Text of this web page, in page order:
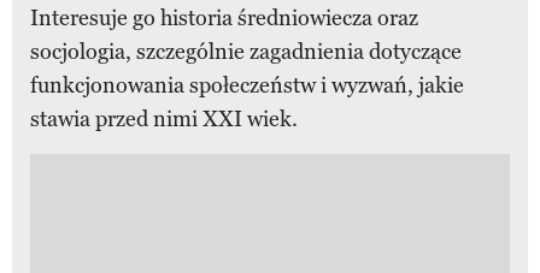
Interesuje go historia średniowiecza oraz
socjologia, szczególnie zagadnienia dotyczące
funkcjonowania społeczeństw i wyzwań, jakie
stawia przed nimi XXI wiek.